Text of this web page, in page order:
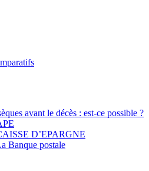
avant le décès : est-ce possible ?
D’EPARGNE
Banque postale